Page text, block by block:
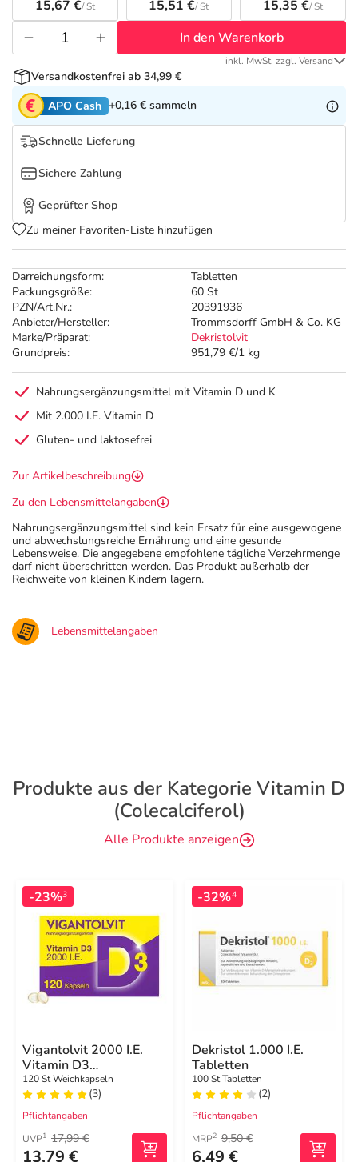
Tierapotheke
Vitamine & Mineralstoffe
Marken
Salus Deals
Darreichungsform:
Tabletten
Packungsgröße:
60 St
PZN/Art.Nr.:
20391936
Anbieter/Hersteller:
Trommsdorff GmbH & Co. KG
Marke/Präparat:
Dekristolvit
Grundpreis:
951,79 €/1 kg
15,67 €/ St 15,51 €/ St 15,35 €/ St
In den Warenkorb
inkl. MwSt. zzgl. Versand
Versandkostenfrei ab 34,99 €
APO Cash +0,16 € sammeln
Schnelle Lieferung
Sichere Zahlung
Geprüfter Shop
Zu meiner Favoriten-Liste hinzufügen
Nahrungsergänzungsmittel mit Vitamin D und K
Mit 2.000 I.E. Vitamin D
Gluten- und laktosefrei
Zur Artikelbeschreibung
Zu den Lebensmittelangaben
Nahrungsergänzungsmittel sind kein Ersatz für eine ausgewogene
und abwechslungsreiche Ernährung und eine gesunde
Lebensweise. Die angegebene empfohlene tägliche Verzehrmenge
darf nicht überschritten werden. Das Produkt außerhalb der
Reichweite von kleinen Kindern lagern.
Lebensmittelangaben
Produkte aus der Kategorie Vitamin D
(Colecalciferol)
Alle Produkte anzeigen
-23%3
Vigantolvit 2000 I.E.
Vitamin D3
Weichkapseln
120 St Weichkapseln
(3)
Pflichtangaben
UVP1 17,99 €
13,79 €
-32%4
Dekristol 1.000 I.E.
Tabletten
100 St Tabletten
(2)
Pflichtangaben
MRP2 9,50 €
6,49 €